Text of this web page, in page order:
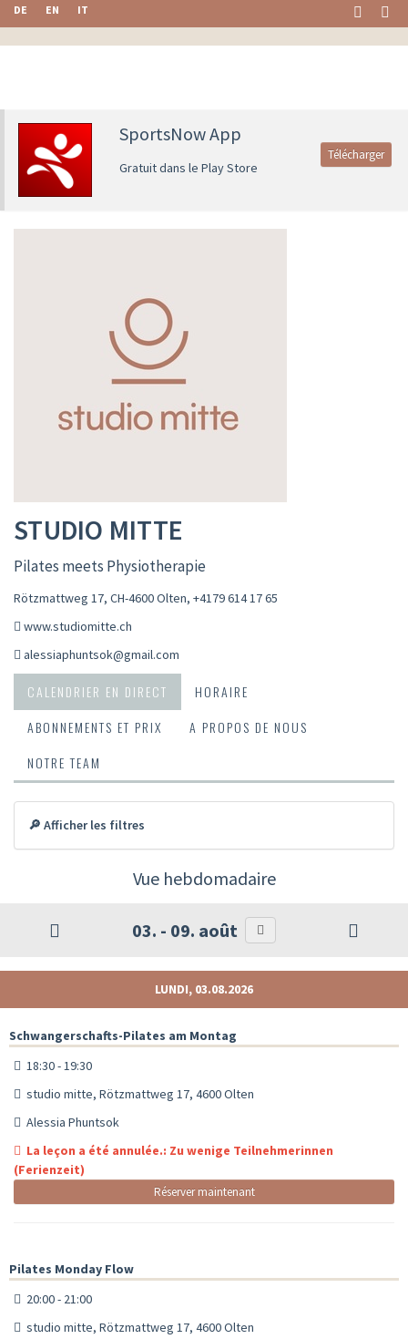
DE EN IT
SportsNow App
Gratuit dans le Play Store
Télécharger
STUDIO MITTE
Pilates meets Physiotherapie
Rötzmattweg 17, CH-4600 Olten, +4179 614 17 65
www.studiomitte.ch
alessiaphuntsok@gmail.com
CALENDRIER EN DIRECT
HORAIRE
ABONNEMENTS ET PRIX
A PROPOS DE NOUS
NOTRE TEAM
🔎 Afficher les filtres
Vue hebdomadaire
03. - 09. août
LUNDI, 03.08.2026
Schwangerschafts-Pilates am Montag
18:30 - 19:30
studio mitte, Rötzmattweg 17, 4600 Olten
Alessia Phuntsok
La leçon a été annulée.: Zu wenige Teilnehmerinnen
(Ferienzeit)
Réserver maintenant
Pilates Monday Flow
20:00 - 21:00
studio mitte, Rötzmattweg 17, 4600 Olten